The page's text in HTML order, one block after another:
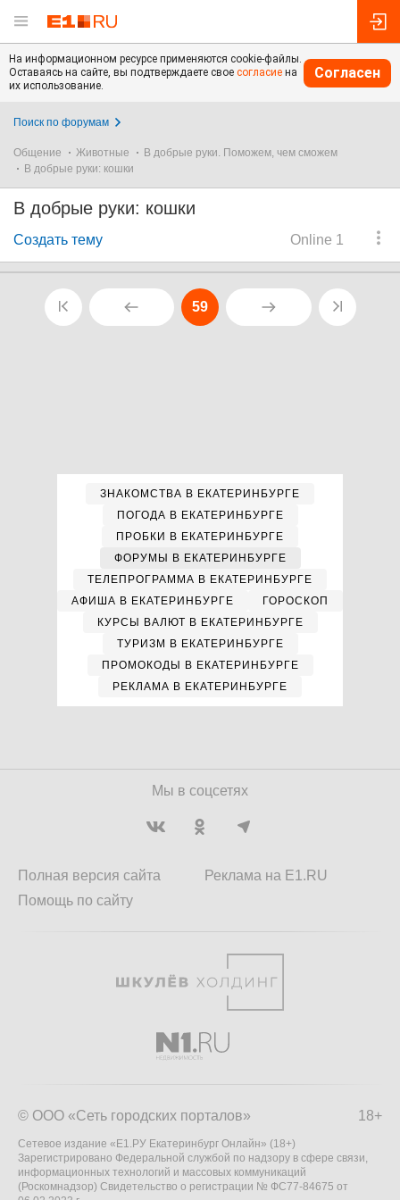
На информационном ресурсе применяются cookie-файлы.
Оставаясь на сайте, вы подтверждаете свое согласие на
их использование.
Согласен
Поиск по форумам
Общение Животные
В добрые руки. Поможем, чем сможем
В добрые руки: кошки
В добрые руки: кошки
Online 1
Создать тему
59
ЗНАКОМСТВА В ЕКАТЕРИНБУРГЕ
ПОГОДА В ЕКАТЕРИНБУРГЕ
ПРОБКИ В ЕКАТЕРИНБУРГЕ
ФОРУМЫ В ЕКАТЕРИНБУРГЕ
ТЕЛЕПРОГРАММА В ЕКАТЕРИНБУРГЕ
АФИША В ЕКАТЕРИНБУРГЕ
ГОРОСКОП
КУРСЫ ВАЛЮТ В ЕКАТЕРИНБУРГЕ
ТУРИЗМ В ЕКАТЕРИНБУРГЕ
ПРОМОКОДЫ В ЕКАТЕРИНБУРГЕ
РЕКЛАМА В ЕКАТЕРИНБУРГЕ
Мы в соцсетях
Полная версия сайта
Помощь по сайту
Реклама на E1.RU
18+
© ООО «Сеть городских порталов»
Сетевое издание «Е1.РУ Екатеринбург Онлайн» (18+)
Зарегистрировано Федеральной службой по надзору в сфере связи,
информационных технологий и массовых коммуникаций
(Роскомнадзор) Свидетельство о регистрации № ФС77-84675 от